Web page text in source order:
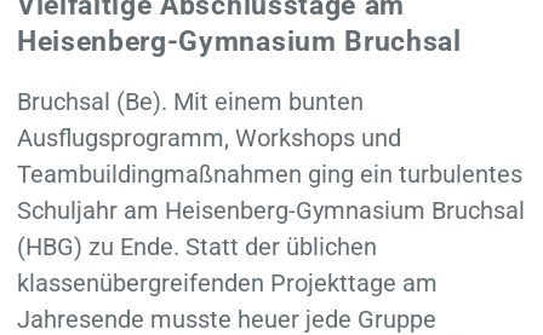
Heisenberg-Gymnasium Bruchsal
Bruchsal (Be). Mit einem bunten
Ausflugsprogramm, Workshops und
Teambuildingmaßnahmen ging ein turbulentes
Schuljahr am Heisenberg-Gymnasium Bruchsal
(HBG) zu Ende. Statt der üblichen
klassenübergreifenden Projekttage am
Jahresende musste heuer jede Gruppe